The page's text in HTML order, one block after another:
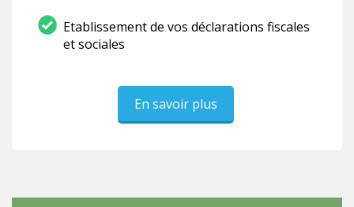
Etablissement de vos déclarations fiscales
et sociales
En savoir plus